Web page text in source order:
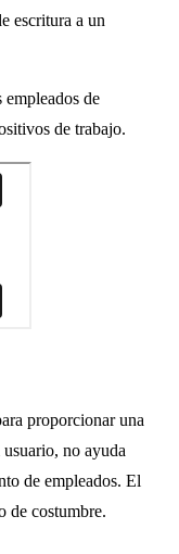
escritura a un
empleados de
de trabajo.
proporcionar una
no ayuda
de empleados. El
de costumbre.